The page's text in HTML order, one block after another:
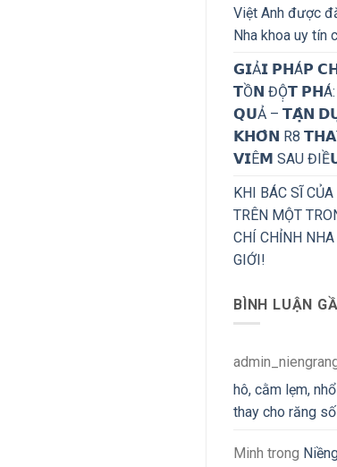
Việt Anh được
Nha khoa uy tín
𝗚𝗜Ả𝗜 𝗣𝗛Á𝗣
𝗧Ồ𝗡 ĐỘ̣𝗧
𝗤𝗨Ả – 𝗧𝗔̣̂𝗡
𝗞𝗛𝗢̂𝗡 R8
𝗩𝗜Ê𝗠 SAU
KHI BÁC SĨ
TRÊN MỘT
CHÍ CHỈNH
GIỚI!
BÌNH LUẬN
hô, cằm lẹm,
thay cho răng
Minh trong